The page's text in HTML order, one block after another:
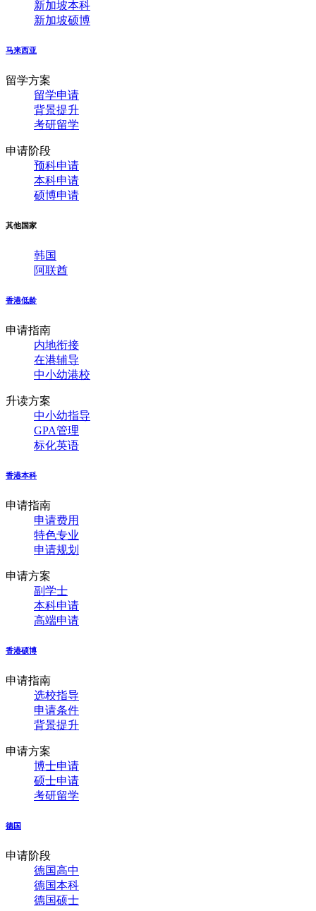
新加坡本科
新加坡硕博
马来西亚
留学方案
留学申请
背景提升
考研留学
申请阶段
预科申请
本科申请
硕博申请
其他国家
韩国
阿联酋
香港低龄
申请指南
内地衔接
在港辅导
中小幼港校
升读方案
中小幼指导
GPA管理
标化英语
香港本科
申请指南
申请费用
特色专业
申请规划
申请方案
副学士
本科申请
高端申请
香港硕博
申请指南
选校指导
申请条件
背景提升
申请方案
博士申请
硕士申请
考研留学
德国
申请阶段
德国高中
德国本科
德国硕士